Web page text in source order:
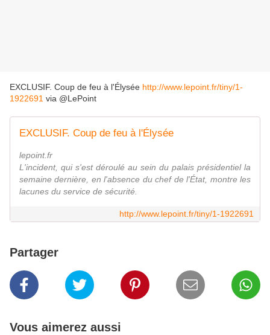
EXCLUSIF. Coup de feu à l'Élysée http://www.lepoint.fr/tiny/1-
1922691 via @LePoint
EXCLUSIF. Coup de feu à l'Élysée
lepoint.fr
L'incident, qui s'est déroulé au sein du palais présidentiel la
semaine dernière, en l'absence du chef de l'État, montre les
lacunes du service de sécurité.
http://www.lepoint.fr/tiny/1-1922691
Partager
Vous aimerez aussi